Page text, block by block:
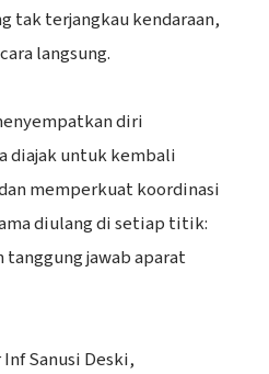
tak terjangkau kendaraan,
langsung.
diri
diajak untuk kembali
memperkuat koordinasi
diulang di setiap titik:
jawab aparat
Sanusi Deski,